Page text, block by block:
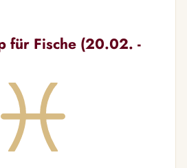
für Fische (20.02. -